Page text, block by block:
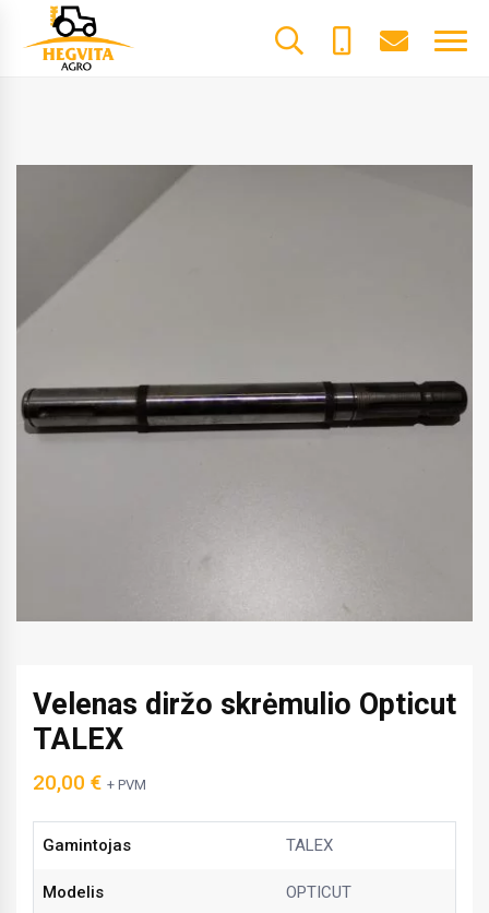
Velenas diržo skrėmulio Opticut
TALEX
20,00 € + PVM
Gamintojas TALEX
Modelis OPTICUT